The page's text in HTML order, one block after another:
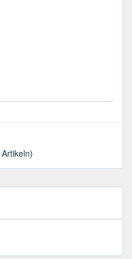
Artikeln)